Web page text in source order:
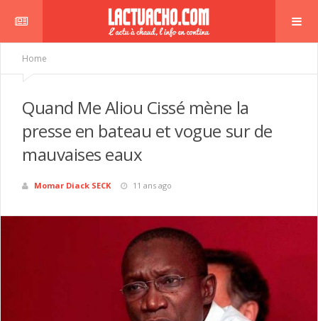
Home
Quand Me Aliou Cissé mène la
presse en bateau et vogue sur de
mauvaises eaux
Momar Diack SECK 11 ans ago